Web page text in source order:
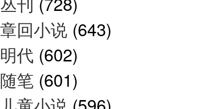
章回小说 (643)
明代 (602)
随笔 (601)